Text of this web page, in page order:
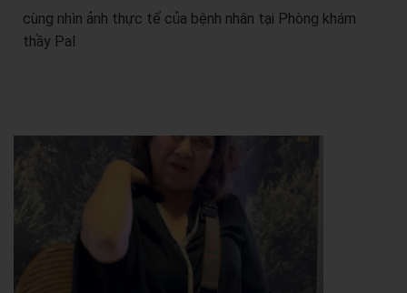
cùng nhìn ảnh thực tế của bệnh nhân tại Phòng khám
thầy Pal